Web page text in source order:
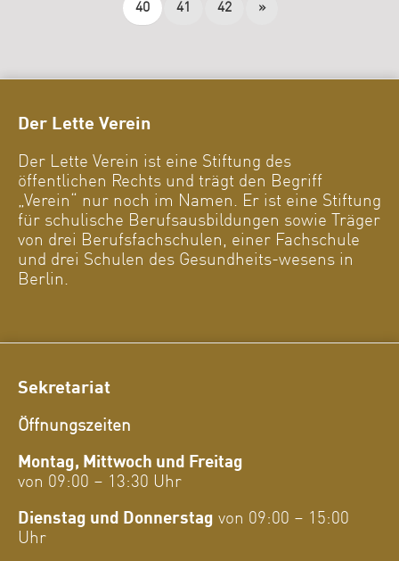
40 41 42 »
Der Lette Verein
Der Lette Verein ist eine Stiftung des
öffentlichen Rechts und trägt den Begriff
„Verein“ nur noch im Namen. Er ist eine Stiftung
für schulische Berufsausbildungen sowie Träger
von drei Berufsfachschulen, einer Fachschule
und drei Schulen des Gesundheits-wesens in
Berlin.
Sekretariat
Öffnungszeiten
Montag, Mittwoch und Freitag
von 09:00 – 13:30 Uhr
Dienstag und Donnerstag von 09:00 – 15:00
Uhr